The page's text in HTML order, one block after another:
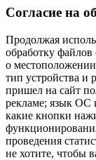
Cогласие на
Продолжая
обработку файлов
о
тип устройства и
пришел на сайт
рекламе; язык ОС
какие кнопки
проведения
не хотите, чтобы